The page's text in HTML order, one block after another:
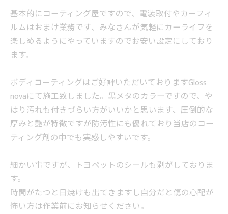
基本的にコーティング屋ですので、電装取付やカーフィ
ルムはおまけ業務です、みなさんが気軽にカーライフを
楽しめるようにやっていますのでお安い設定にしており
ます。
ボディコーティングはご好評いただいておりますGloss
novaにて施工致しました。黒メタのカラーですので、や
はり汚れも付きづらい方がいいかと思います、圧倒的な
厚みと艶が特徴ですが防汚性にも優れており当店のコー
ティング剤の中でも実感しやすいです。
細かい事ですが、トヨペットのシールも剥がしておりま
す。
時間がたつと日焼けも出てきますし自分だと傷の心配が
怖い方は作業前にお知らせください。